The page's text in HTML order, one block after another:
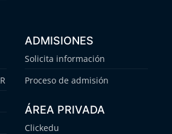
ADMISIONES
Solicita información
Proceso de admisión
ÁREA PRIVADA
Clickedu